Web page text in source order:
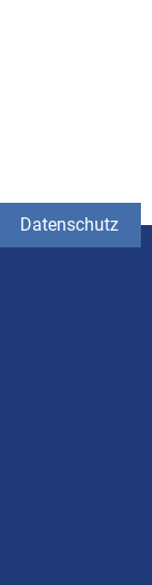
Datenschutz